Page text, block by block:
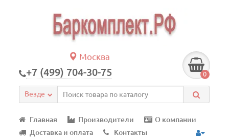
Москва
+7 (499) 704-30-75 0
Везде
Главная Производители
О компании
Доставка и оплата
Контакты